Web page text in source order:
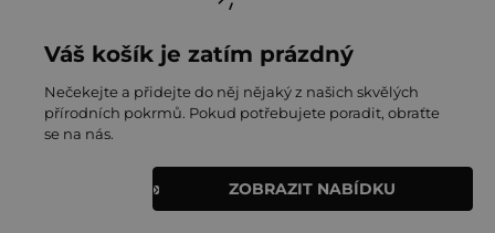
Váš košík je zatím prázdný
Nečekejte a přidejte do něj nějaký z našich skvělých
přírodních pokrmů. Pokud potřebujete poradit, obraťte
se na nás.
ZOBRAZIT NABÍDKU